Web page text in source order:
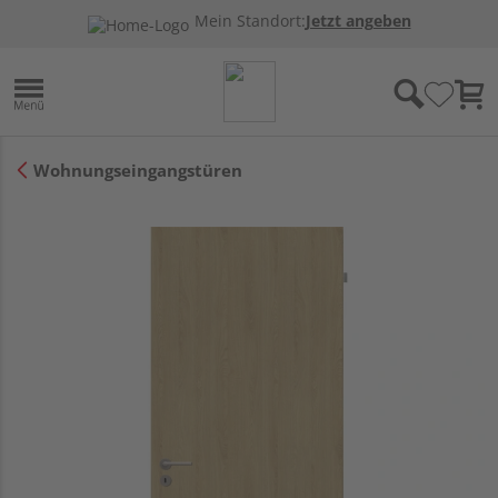
Mein Standort:Jetzt angeben
Wohnungseingangstüren